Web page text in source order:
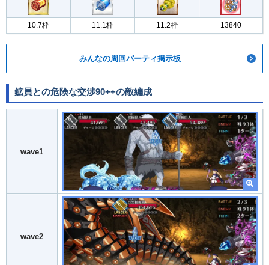
10.7枠 11.1枠 11.2枠 13840
みんなの周回パーティ掲示板
鉱員との危険な交渉90++の敵編成
wave1
wave2